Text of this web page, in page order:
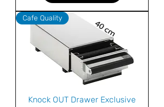
Cafe Quality
Knock OUT Drawer Exclusive